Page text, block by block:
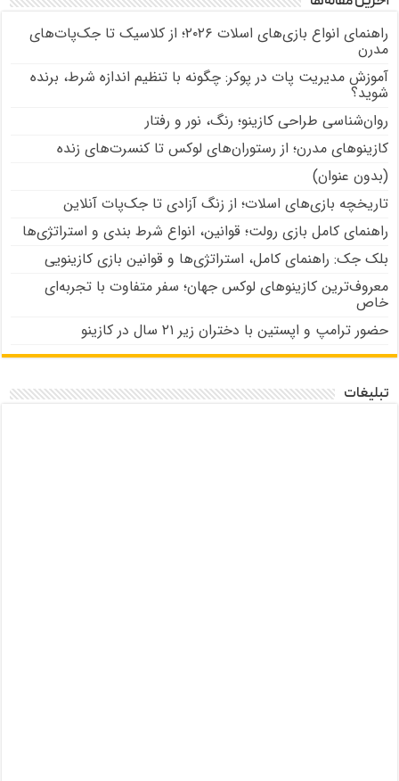
راهنمای انواع بازی‌های اسلات ۲۰۲۶؛ از کلاسیک تا جک‌پات‌های
مدرن
آموزش مدیریت پات در پوکر: چگونه با تنظیم اندازه شرط، برنده
شوید؟
روان‌شناسی طراحی کازینو؛ رنگ، نور و رفتار
کازینوهای مدرن؛ از رستوران‌های لوکس تا کنسرت‌های زنده
(بدون عنوان)
تاریخچه بازی‌های اسلات؛ از زنگ آزادی تا جک‌پات‌ آنلاین
راهنمای کامل بازی رولت؛ قوانین، انواع شرط بندی و استراتژی‌ها
بلک جک: راهنمای کامل، استراتژی‌ها و قوانین بازی کازینویی
معروف‌ترین کازینوهای لوکس جهان؛ سفر متفاوت با تجربه‌ای
خاص
حضور ترامپ و اپستین با دختران زیر ۲۱ سال در کازینو
تبلیغات